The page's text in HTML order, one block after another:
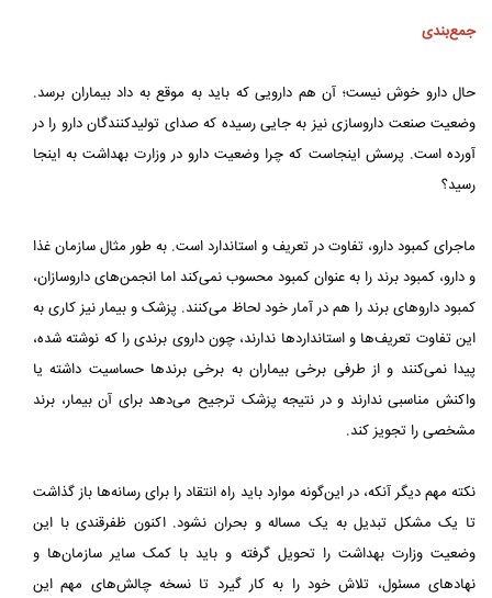
جمع‌بندی
حال دارو خوش نیست؛ آن هم دارویی که باید به موقع به داد بیماران برسد.
وضعیت صنعت داروسازی نیز به جایی رسیده که صدای تولیدکنندگان دارو را در
آورده است. پرسش اینجاست که چرا وضعیت دارو در وزارت بهداشت به اینجا
رسید؟
ماجرای کمبود دارو، تفاوت در تعریف و استاندارد است. به طور مثال سازمان غذا
و دارو، کمبود برند را به عنوان کمبود محسوب نمی‌کند اما انجمن‌های داروسازان،
کمبود داروهای برند را هم در آمار خود لحاظ می‌کنند. پزشک و بیمار نیز کاری به
این تفاوت تعریف‌ها و استانداردها ندارند، چون داروی برندی را که نوشته شده،
پیدا نمی‌کنند و از طرفی برخی بیماران به برخی برندها حساسیت داشته یا
واکنش مناسبی ندارند و در نتیجه پزشک ترجیح می‌دهد برای آن بیمار، برند
مشخصی را تجویز کند.
نکته مهم دیگر آنکه، در این‌گونه موارد باید راه انتقاد را برای رسانه‌ها باز گذاشت
تا یک مشکل تبدیل به یک مساله و بحران نشود. اکنون ظفرقندی با این
وضعیت وزارت بهداشت را تحویل گرفته و باید با کمک سایر سازمان‌ها و
نهادهای مسئول، تلاش خود را به کار گیرد تا نسخه چالش‌های مهم این